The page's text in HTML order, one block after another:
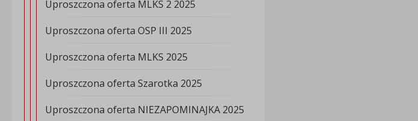
Uproszczona oferta MLKS 2 2025
Uproszczona oferta OSP III 2025
Uproszczona oferta MLKS 2025
Uproszczona oferta Szarotka 2025
Uproszczona oferta NIEZAPOMINAJKA 2025